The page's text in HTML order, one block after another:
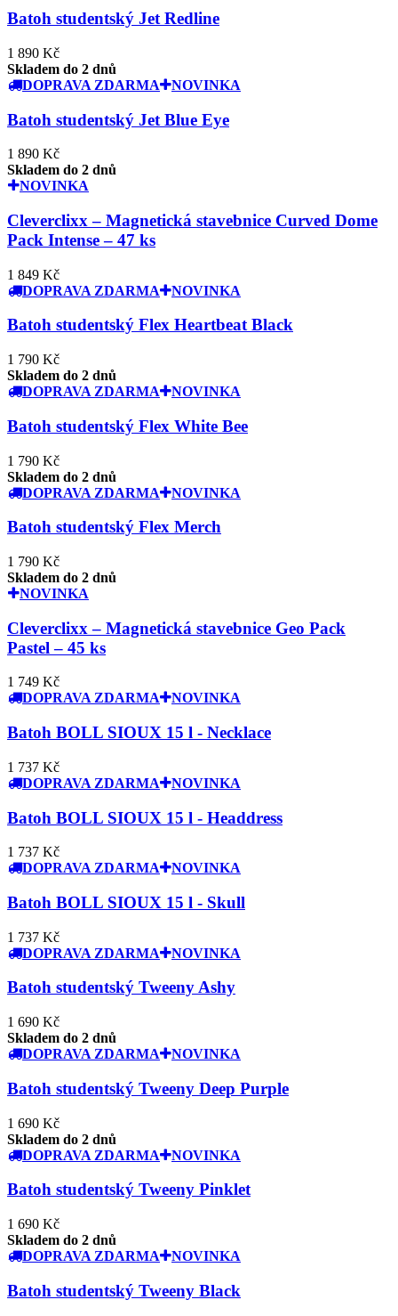
Batoh studentský Jet Redline
1 890 Kč
Skladem do 2 dnů
DOPRAVA ZDARMA
NOVINKA
Batoh studentský Jet Blue Eye
1 890 Kč
Skladem do 2 dnů
NOVINKA
Cleverclixx – Magnetická stavebnice Curved Dome
Pack Intense – 47 ks
1 849 Kč
DOPRAVA ZDARMA
NOVINKA
Batoh studentský Flex Heartbeat Black
1 790 Kč
Skladem do 2 dnů
DOPRAVA ZDARMA
NOVINKA
Batoh studentský Flex White Bee
1 790 Kč
Skladem do 2 dnů
DOPRAVA ZDARMA
NOVINKA
Batoh studentský Flex Merch
1 790 Kč
Skladem do 2 dnů
NOVINKA
Cleverclixx – Magnetická stavebnice Geo Pack
Pastel – 45 ks
1 749 Kč
DOPRAVA ZDARMA
NOVINKA
Batoh BOLL SIOUX 15 l - Necklace
1 737 Kč
DOPRAVA ZDARMA
NOVINKA
Batoh BOLL SIOUX 15 l - Headdress
1 737 Kč
DOPRAVA ZDARMA
NOVINKA
Batoh BOLL SIOUX 15 l - Skull
1 737 Kč
DOPRAVA ZDARMA
NOVINKA
Batoh studentský Tweeny Ashy
1 690 Kč
Skladem do 2 dnů
DOPRAVA ZDARMA
NOVINKA
Batoh studentský Tweeny Deep Purple
1 690 Kč
Skladem do 2 dnů
DOPRAVA ZDARMA
NOVINKA
Batoh studentský Tweeny Pinklet
1 690 Kč
Skladem do 2 dnů
DOPRAVA ZDARMA
NOVINKA
Batoh studentský Tweeny Black